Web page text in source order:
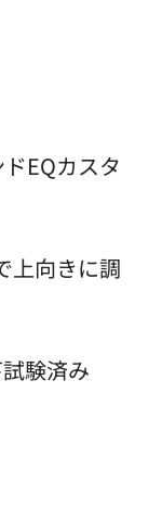
EQカスタ
上向きに調
験済み